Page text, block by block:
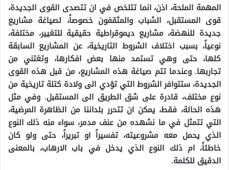
المهمة الملحة، اذن، انما تتلخص في ان تتصدى القوى الجديدة،
قوى المستقبل، الشباب والمثقفون خصوصاً، لصياغة مشاريع
جديدة للنهضة، مشاريع ديموقراطية حقيقية للتغيير، مختلفة،
نوعياً، بسبب اختلاف الشروط التاريخية، عن المشاريع السابقة
كلها، حتى وهي تستمد منها بعض افكارها، وتغتني من
تجاربها. وعندما تتم صياغة هذه المشاريع، من قبل هذه القوى
الجديدة، ستتوافر الشروط التي تؤدي الى ولادة كتلة تاريخية من
نوع مختلف، قادرة على شق الطريق الى المستقبل. وفي مثل
هذه الحالة، فقط، يمكن ان تتحرر بلداننا من الظاهرة المرضية،
التي تتمثل في ما نشهده من عنف مدمر، سواء منه ذلك النوع
الذي يحمل معه مشروعيته، تفسيراً او تبريراً، حتى ولو كان
خاطئاً، ام ذلك النوع الذي يدخل في باب الارهاب، بالمعنى
الدقيق للكلمة.